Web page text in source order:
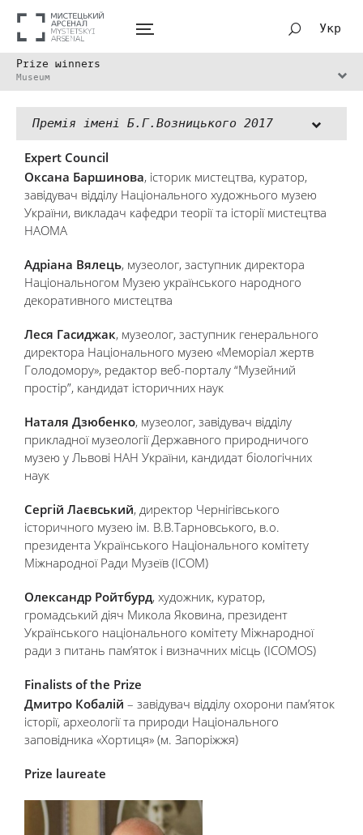
Укр
Prize winners
Museum
Премія імені Б.Г.Возницького 2017
Expert Council
Оксана Баршинова, історик мистецтва, куратор,
завідувач відділу Національного художнього музею
України, викладач кафедри теорії та історії мистецтва
НАОМА
Адріана Вялець, музеолог, заступник директора
Національногом Музею українського народного
декоративного мистецтва
Леся Гасиджак, музеолог, заступник генерального
директора Національного музею «Меморіал жертв
Голодомору», редактор веб-порталу “Музейний
простір”, кандидат історичних наук
Наталя Дзюбенко, музеолог, завідувач відділу
прикладної музеології Державного природничого
музею у Львові НАН України, кандидат біологічних
наук
Сергій Лаєвський, директор Чернігівського
історичного музею ім. В.В.Тарновського, в.о.
президента Українського Національного комітету
Міжнародної Ради Музеїв (ICOM)
Олександр Ройтбурд, художник, куратор,
громадський діяч Микола Яковина, президент
Українського національного комітету Міжнародної
ради з питань пам’яток і визначних місць (ICOMOS)
Finalists of the Prize
Дмитро Кобалій – завідувач відділу охорони пам’яток
історії, археології та природи Національного
заповідника «Хортиця» (м. Запоріжжя)
Prize laureate